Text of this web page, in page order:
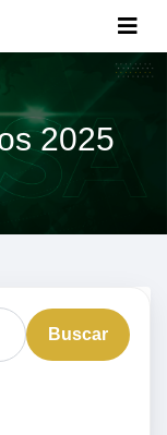
2025
Buscar